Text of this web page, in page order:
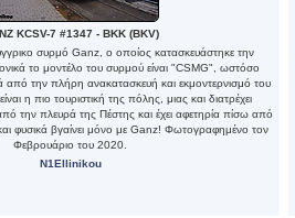
KCSV-7 #1347 - BKK (BKV)
συρμό Ganz, ο οποίος κατασκευάστηκε την
το μοντέλο του συρμού είναι "CSMG", ωστόσο
την πλήρη ανακατασκευή και εκμοντερνισμό του
η πιο τουριστική της πόλης, μιας και διατρέχει
την πλευρά της Πέστης και έχει αφετηρία πίσω από
φυσικά βγαίνει μόνο με Ganz! Φωτογραφημένο τον
Φεβρουάριο του 2020.
N1Ellinikou